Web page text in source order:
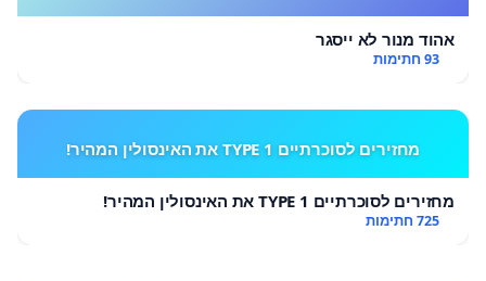
אהוד מנור לא ייסגר
93 חתימות
מחזירים לסוכרתיים TYPE 1 את האינסולין המהיר!
מחזירים לסוכרתיים TYPE 1 את האינסולין המהיר!
725 חתימות